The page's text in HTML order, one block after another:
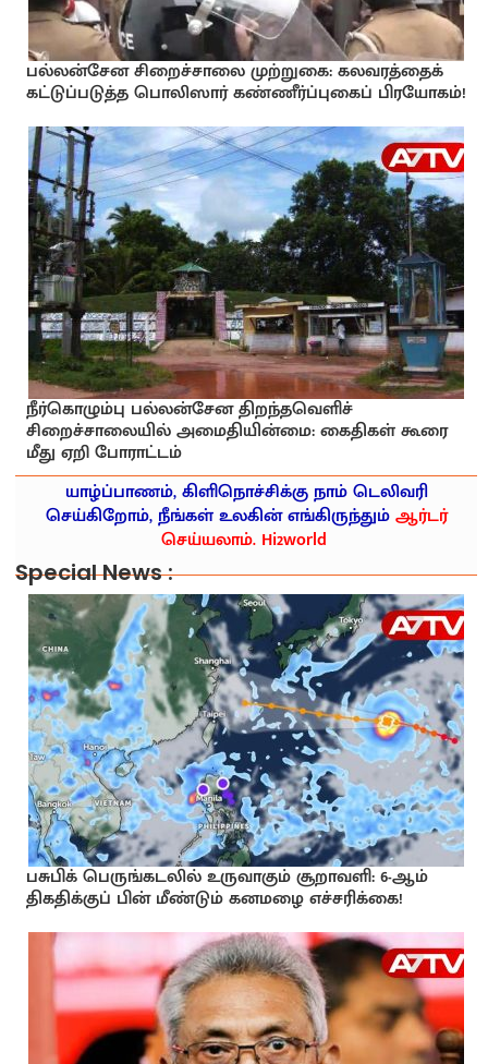
பல்லன்சேன சிறைச்சாலை முற்றுகை: கலவரத்தைக்
கட்டுப்படுத்த பொலிஸார் கண்ணீர்ப்புகைப் பிரயோகம்!
நீர்கொழும்பு பல்லன்சேன திறந்தவெளிச்
சிறைச்சாலையில் அமைதியின்மை: கைதிகள் கூரை
மீது ஏறி போராட்டம்
யாழ்ப்பாணம், கிளிநொச்சிக்கு நாம் டெலிவரி
செய்கிறோம், நீங்கள் உலகின் எங்கிருந்தும்ஆர்டர்
செய்யலாம். Hi2world
Special News :
பசுபிக் பெருங்கடலில் உருவாகும் சூறாவளி: 6-ஆம்
திகதிக்குப் பின் மீண்டும் கனமழை எச்சரிக்கை!